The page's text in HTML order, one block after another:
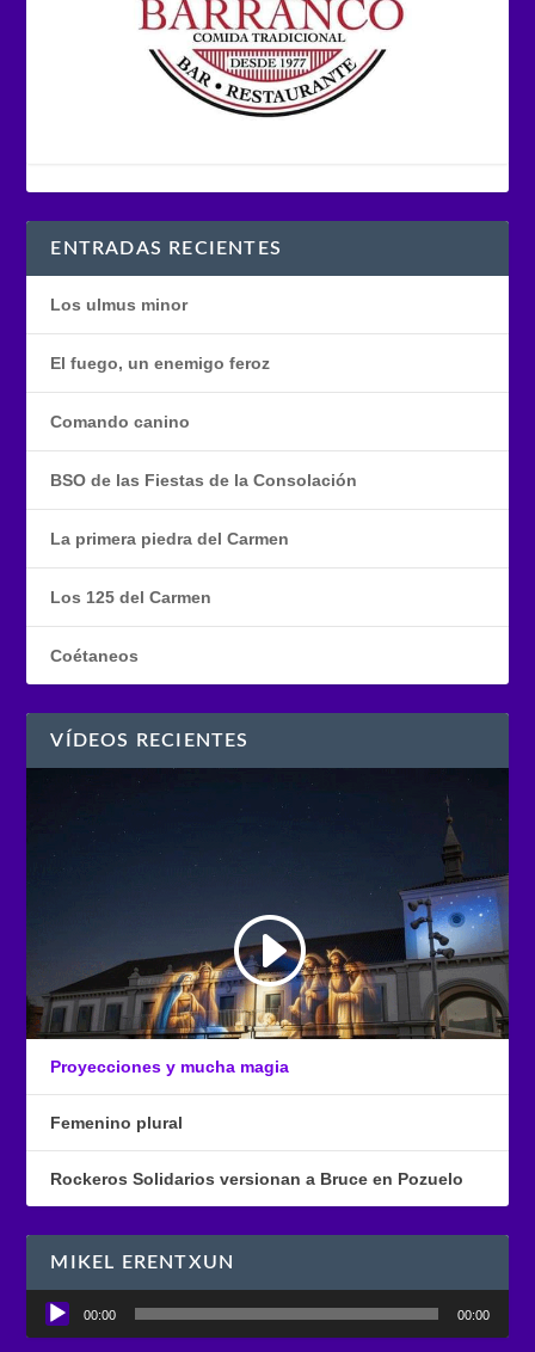
ENTRADAS RECIENTES
Los ulmus minor
El fuego, un enemigo feroz
Comando canino
BSO de las Fiestas de la Consolación
La primera piedra del Carmen
Los 125 del Carmen
Coétaneos
VÍDEOS RECIENTES
Proyecciones y mucha magia
Femenino plural
Rockeros Solidarios versionan a Bruce en Pozuelo
MIKEL ERENTXUN
Reproductor
00:00 00:00